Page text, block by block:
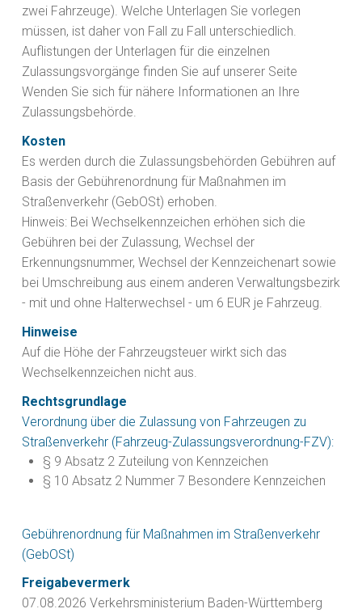
zwei Fahrzeuge). Welche Unterlagen Sie vorlegen
müssen, ist daher von Fall zu Fall unterschiedlich.
Auflistungen der Unterlagen für die einzelnen
Zulassungsvorgänge finden Sie auf unserer Seite
Wenden Sie sich für nähere Informationen an Ihre
Zulassungsbehörde.
Kosten
Es werden durch die Zulassungsbehörden Gebühren auf
Basis der Gebührenordnung für Maßnahmen im
Straßenverkehr (GebOSt) erhoben.
Hinweis: Bei Wechselkennzeichen erhöhen sich die
Gebühren bei der Zulassung, Wechsel der
Erkennungsnummer, Wechsel der Kennzeichenart sowie
bei Umschreibung aus einem anderen Verwaltungsbezirk
- mit und ohne Halterwechsel - um 6 EUR je Fahrzeug.
Hinweise
Auf die Höhe der Fahrzeugsteuer wirkt sich das
Wechselkennzeichen nicht aus.
Rechtsgrundlage
Verordnung über die Zulassung von Fahrzeugen zu
Straßenverkehr (Fahrzeug-Zulassungsverordnung-FZV):
§ 9 Absatz 2 Zuteilung von Kennzeichen
§ 10 Absatz 2 Nummer 7 Besondere Kennzeichen
Gebührenordnung für Maßnahmen im Straßenverkehr
(GebOSt)
Freigabevermerk
07.08.2026 Verkehrsministerium Baden-Württemberg